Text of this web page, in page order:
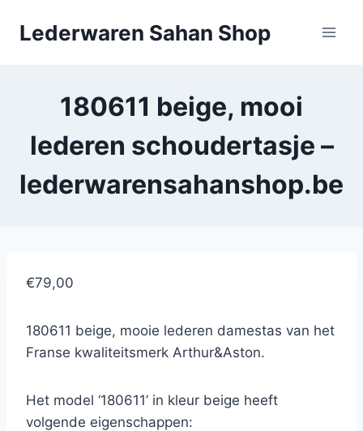
Lederwaren Sahan Shop
180611 beige, mooi
lederen schoudertasje –
lederwarensahanshop.be
€79,00
180611 beige, mooie lederen damestas van het
Franse kwaliteitsmerk Arthur&Aston.
Het model ‘180611’ in kleur beige heeft
volgende eigenschappen: